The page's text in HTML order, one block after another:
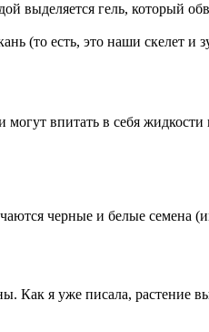
выделяется гель, который
(то есть, это наши скелет и
впитать в себя
черные и белые семена
Как я уже писала,